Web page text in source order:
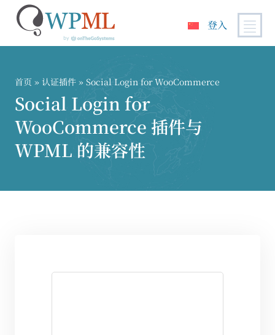
登入
首页 » 认证插件 » Social Login for WooCommerce
Social Login for
WooCommerce 插件与
WPML 的兼容性